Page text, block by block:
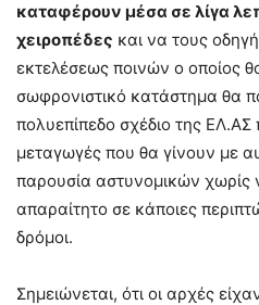
καταφέρουν μέσα σε λίγα
χειροπέδες και να τους
εκτελέσεως ποινών ο οποίος
σωφρονιστικό κατάστημα θα
πολυεπίπεδο σχέδιο της ΕΛ.ΑΣ
μεταγωγές που θα γίνουν με
παρουσία αστυνομικών χωρίς
απαραίτητο σε κάποιες
δρόμοι.
Σημειώνεται, ότι οι αρχές